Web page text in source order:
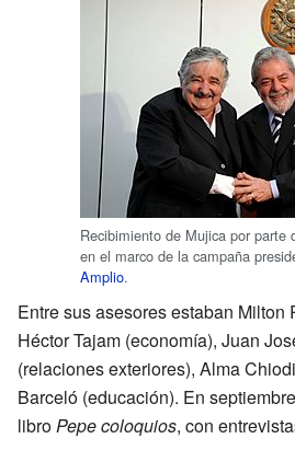
Recibimiento de Mujica por parte
en el marco de la campaña
Amplio.
Entre sus asesores estaban Milton
Héctor Tajam (economía), Juan
(relaciones exteriores), Alma
Barceló (educación). En
libro Pepe coloquios, con